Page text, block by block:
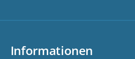
Informationen